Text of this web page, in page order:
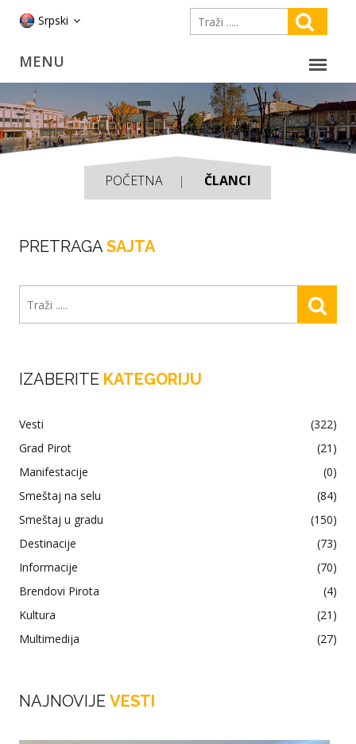
Srpski
POČETNA ČLANCI
PRETRAGA SAJTA
IZABERITE KATEGORIJU
Vesti
(322)
Grad Pirot
(21)
Manifestacije
(0)
Smeštaj na selu
(84)
Smeštaj u gradu
(150)
Destinacije
(73)
Informacije
(70)
Brendovi Pirota
(4)
Kultura
(21)
Multimedija
(27)
NAJNOVIJE VESTI